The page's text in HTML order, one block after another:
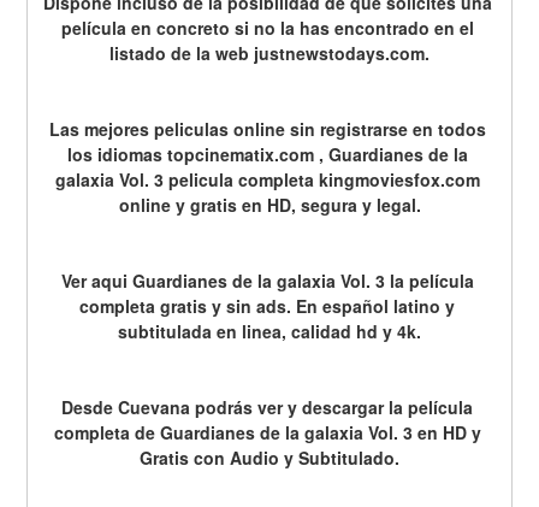
película en concreto si no la has encontrado en el
listado de la web justnewstodays.com.
Las mejores peliculas online sin registrarse en todos
los idiomas topcinematix.com , Guardianes de la
galaxia Vol. 3 pelicula completa kingmoviesfox.com
online y gratis en HD, segura y legal.
Ver aqui Guardianes de la galaxia Vol. 3 la película
completa gratis y sin ads. En español latino y
subtitulada en linea, calidad hd y 4k.
Desde Cuevana podrás ver y descargar la película
completa de Guardianes de la galaxia Vol. 3 en HD y
Gratis con Audio y Subtitulado.